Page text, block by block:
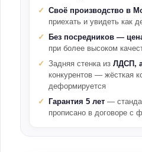
Своё производство в
приехать и увидеть как
Без посредников —
при более высоком
Задняя стенка из ЛДСП,
конкурентов — жёсткая
деформируется
Гарантия 5 лет —
прописано в договоре с